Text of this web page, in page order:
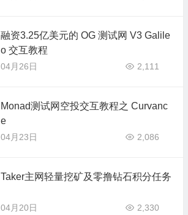
融资3.25亿美元的 OG 测试网 V3 Galile
o 交互教程
04月26日 2,111
Monad测试网空投交互教程之 Curvanc
e
04月23日 2,086
Taker主网轻量挖矿及零撸钻石积分任务
04月20日 2,330